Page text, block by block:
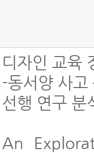
디자인 교육
-동서양 사
선행 연구
An